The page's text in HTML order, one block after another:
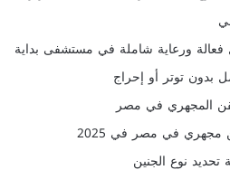
فعالة ورعاية شاملة في مستشفى بداية
بدون توتر أو إحراج
المجهري في مصر
في مصر في 2025
نوع الجنين